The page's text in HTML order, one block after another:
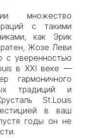
множество
с такими
как Эрик
Жозе Леви
с уверенностью
в XXI веке —
гармоничного
традиций и
St.Louis
в ваш
годы он не